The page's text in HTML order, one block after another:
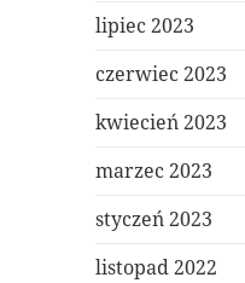
lipiec 2023
czerwiec 2023
kwiecień 2023
marzec 2023
styczeń 2023
listopad 2022